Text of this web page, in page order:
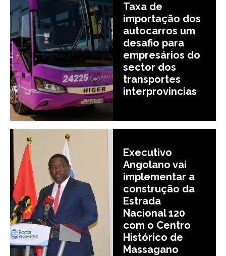
Taxa de
importação dos
autocarros um
desafio para
empresários do
sector dos
transportes
interprovincias
Executivo
Angolano vai
implementar a
construção da
Estrada
Nacional 120
com o Centro
Histórico de
Massagano